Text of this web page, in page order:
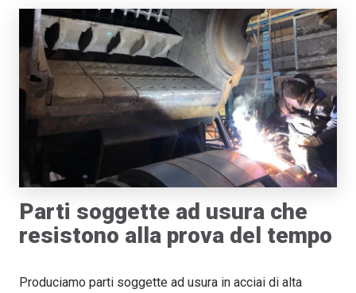
Parti soggette ad usura che
resistono alla prova del tempo
Produciamo parti soggette ad usura in acciai di alta